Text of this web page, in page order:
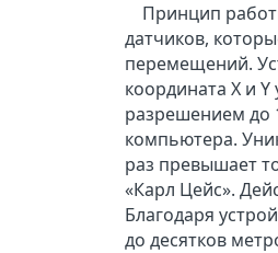
Принцип
датчиков,
перемещений.
координата X и
разрешением до
компьютера.
раз превышает
«Карл Цейс».
Благодаря
до десятков